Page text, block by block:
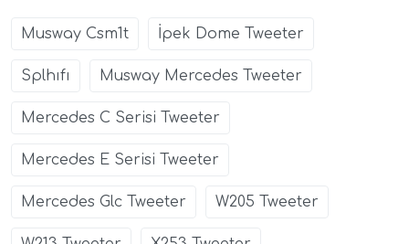
Musway Csm1t İpek Dome Tweeter
Splhıfı Musway Mercedes Tweeter
Mercedes C Serisi Tweeter
Mercedes E Serisi Tweeter
Mercedes Glc Tweeter W205 Tweeter